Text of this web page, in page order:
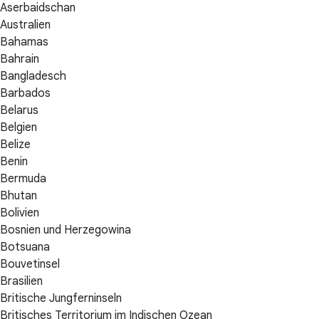
Aserbaidschan
Australien
Bahamas
Bahrain
Bangladesch
Barbados
Belarus
Belgien
Belize
Benin
Bermuda
Bhutan
Bolivien
Bosnien und Herzegowina
Botsuana
Bouvetinsel
Brasilien
Britische Jungferninseln
Britisches Territorium im Indischen Ozean